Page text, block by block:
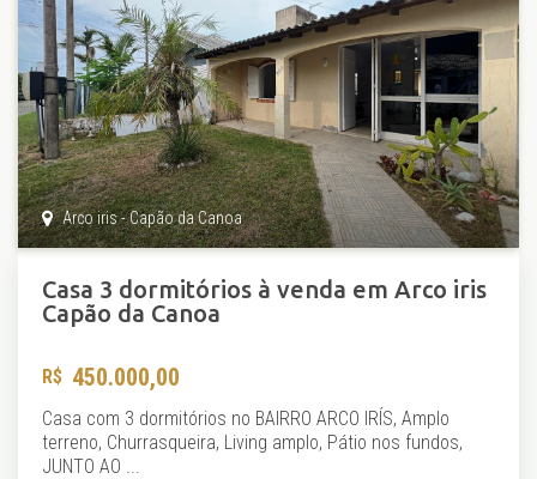
Arco iris - Capão da Canoa
Casa 3 dormitórios à venda em Arco iris
Capão da Canoa
450.000,00
Casa com 3 dormitórios no BAIRRO ARCO IRÍS, Amplo
terreno, Churrasqueira, Living amplo, Pátio nos fundos,
JUNTO AO ...